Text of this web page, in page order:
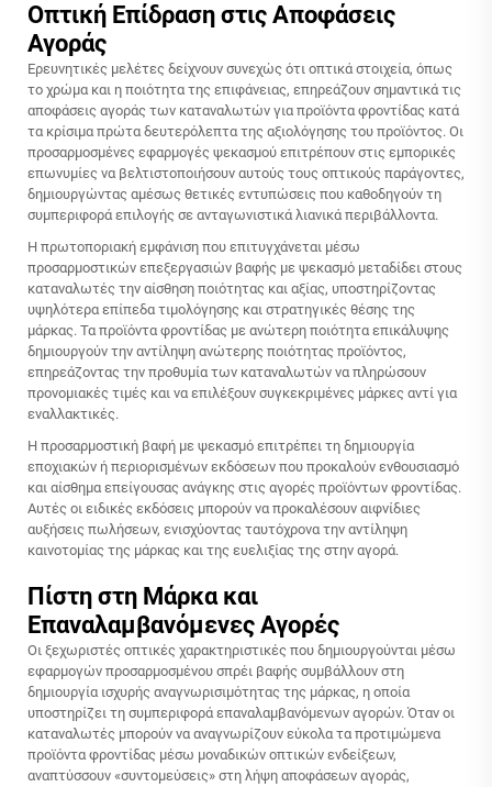
Οπτική Επίδραση στις Αποφάσεις
Αγοράς
Ερευνητικές μελέτες δείχνουν συνεχώς ότι οπτικά στοιχεία, όπως
το χρώμα και η ποιότητα της επιφάνειας, επηρεάζουν σημαντικά τις
αποφάσεις αγοράς των καταναλωτών για προϊόντα φροντίδας κατά
τα κρίσιμα πρώτα δευτερόλεπτα της αξιολόγησης του προϊόντος. Οι
προσαρμοσμένες εφαρμογές ψεκασμού επιτρέπουν στις εμπορικές
επωνυμίες να βελτιστοποιήσουν αυτούς τους οπτικούς παράγοντες,
δημιουργώντας αμέσως θετικές εντυπώσεις που καθοδηγούν τη
συμπεριφορά επιλογής σε ανταγωνιστικά λιανικά περιβάλλοντα.
Η πρωτοποριακή εμφάνιση που επιτυγχάνεται μέσω
προσαρμοστικών επεξεργασιών βαφής με ψεκασμό μεταδίδει στους
καταναλωτές την αίσθηση ποιότητας και αξίας, υποστηρίζοντας
υψηλότερα επίπεδα τιμολόγησης και στρατηγικές θέσης της
μάρκας. Τα προϊόντα φροντίδας με ανώτερη ποιότητα επικάλυψης
δημιουργούν την αντίληψη ανώτερης ποιότητας προϊόντος,
επηρεάζοντας την προθυμία των καταναλωτών να πληρώσουν
προνομιακές τιμές και να επιλέξουν συγκεκριμένες μάρκες αντί για
εναλλακτικές.
Η προσαρμοστική βαφή με ψεκασμό επιτρέπει τη δημιουργία
εποχιακών ή περιορισμένων εκδόσεων που προκαλούν ενθουσιασμό
και αίσθημα επείγουσας ανάγκης στις αγορές προϊόντων φροντίδας.
Αυτές οι ειδικές εκδόσεις μπορούν να προκαλέσουν αιφνίδιες
αυξήσεις πωλήσεων, ενισχύοντας ταυτόχρονα την αντίληψη
καινοτομίας της μάρκας και της ευελιξίας της στην αγορά.
Πίστη στη Μάρκα και
Επαναλαμβανόμενες Αγορές
Οι ξεχωριστές οπτικές χαρακτηριστικές που δημιουργούνται μέσω
εφαρμογών προσαρμοσμένου σπρέι βαφής συμβάλλουν στη
δημιουργία ισχυρής αναγνωρισιμότητας της μάρκας, η οποία
υποστηρίζει τη συμπεριφορά επαναλαμβανόμενων αγορών. Όταν οι
καταναλωτές μπορούν να αναγνωρίζουν εύκολα τα προτιμώμενα
προϊόντα φροντίδας μέσω μοναδικών οπτικών ενδείξεων,
αναπτύσσουν «συντομεύσεις» στη λήψη αποφάσεων αγοράς,